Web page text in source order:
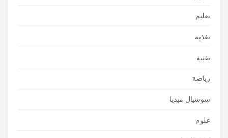
تعليم
تغذية
تقنية
رياضة
سوشيال ميديا
علوم